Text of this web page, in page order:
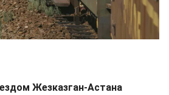
Жезказган-Астана